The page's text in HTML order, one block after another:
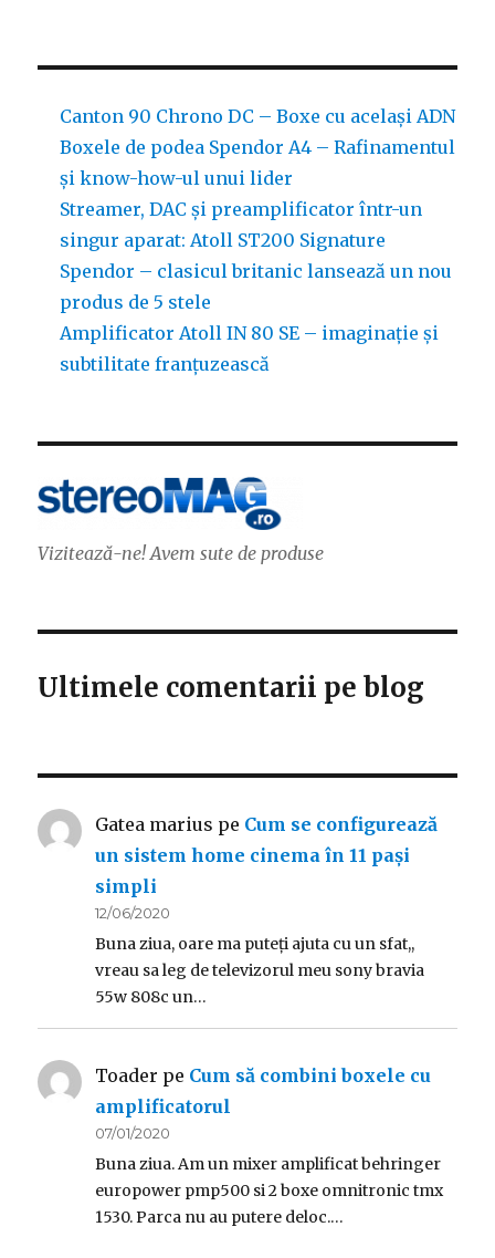
Canton 90 Chrono DC – Boxe cu același ADN
Boxele de podea Spendor A4 – Rafinamentul
și know-how-ul unui lider
Streamer, DAC și preamplificator într-un
singur aparat: Atoll ST200 Signature
Spendor – clasicul britanic lansează un nou
produs de 5 stele
Amplificator Atoll IN 80 SE – imaginație și
subtilitate franțuzească
Vizitează-ne! Avem sute de produse
Ultimele comentarii pe blog
Gatea marius pe Cum se configurează
un sistem home cinema în 11 pași
simpli
12/06/2020
Buna ziua, oare ma puteți ajuta cu un sfat,,
vreau sa leg de televizorul meu sony bravia
55w 808c un…
Toader pe Cum să combini boxele cu
amplificatorul
07/01/2020
Buna ziua. Am un mixer amplificat behringer
europower pmp500 si 2 boxe omnitronic tmx
1530. Parca nu au putere deloc.…